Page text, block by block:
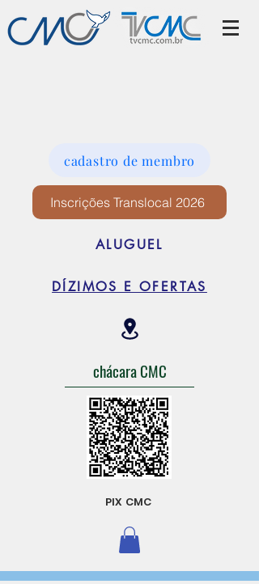
cadastro de membro
Inscrições Translocal 2026
ALUGUEL
DÍZIMOS E OFERTAS
chácara CMC
PIX CMC